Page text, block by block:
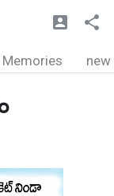
Memories new